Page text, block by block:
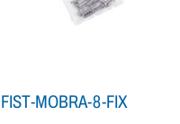
FIST-MOBRA-8-FIX